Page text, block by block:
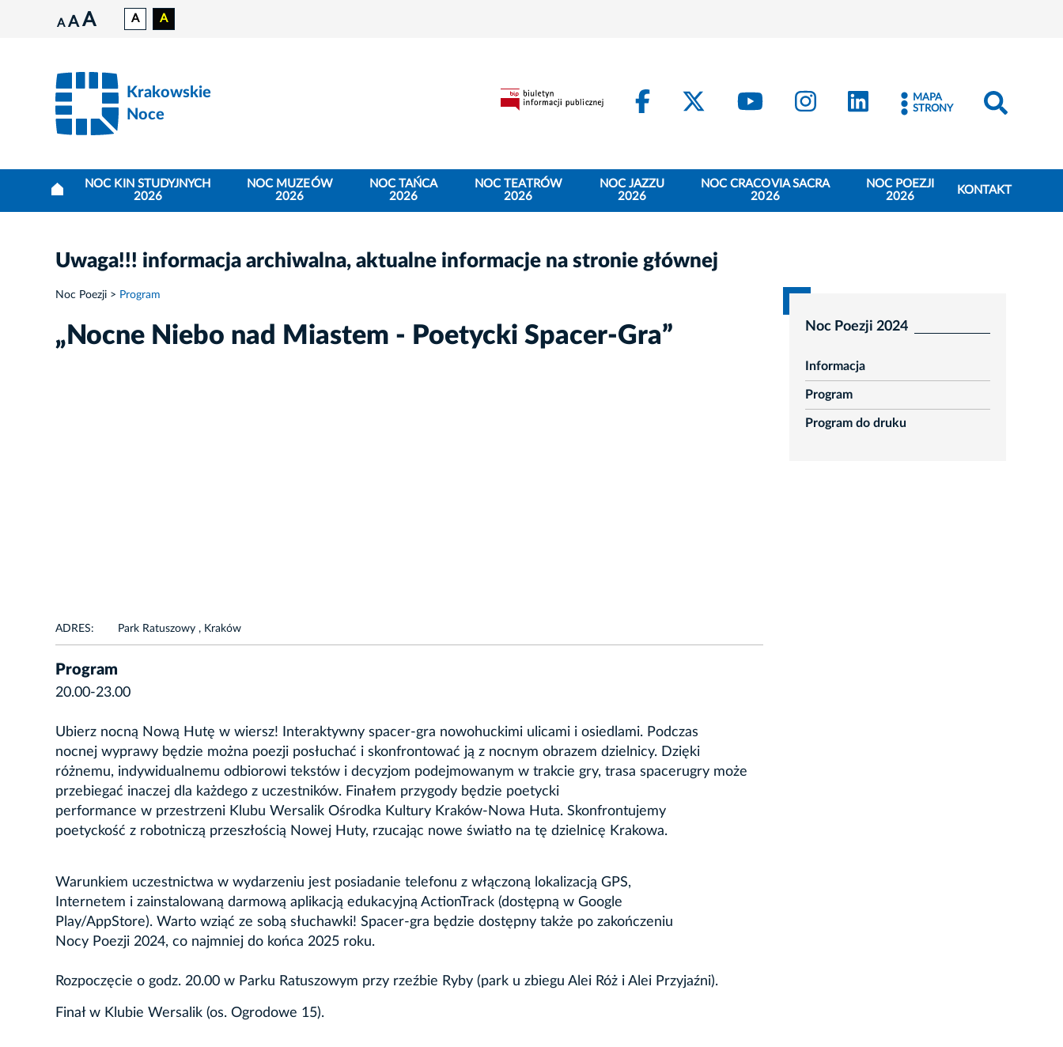
A A A A A
Krakowskie
Noce
FacebookKraków - X
Kraków - YouTube
Kraków - Instagram
Kraków - LinkedIn
MAPA
STRONY
NOC KIN STUDYJNYCH
2026
NOC MUZEÓW
2026
NOC TAŃCA
2026
NOC TEATRÓW
2026
NOC JAZZU
2026
NOC CRACOVIA SACRA
2026
NOC POEZJI
2026
KONTAKT
Uwaga!!! informacja archiwalna, aktualne informacje na stronie głównej
Noc Poezji Program
„Nocne Niebo nad Miastem - Poetycki Spacer-Gra”
ADRES: Park Ratuszowy , Kraków
Program
20.00-23.00
Ubierz nocną Nową Hutę w wiersz! Interaktywny spacer-gra nowohuckimi ulicami i osiedlami. Podczas
nocnej wyprawy będzie można poezji posłuchać i skonfrontować ją z nocnym obrazem dzielnicy. Dzięki
różnemu, indywidualnemu odbiorowi tekstów i decyzjom podejmowanym w trakcie gry, trasa spacerugry może
przebiegać inaczej dla każdego z uczestników. Finałem przygody będzie poetycki
performance w przestrzeni Klubu Wersalik Ośrodka Kultury Kraków-Nowa Huta. Skonfrontujemy
poetyckość z robotniczą przeszłością Nowej Huty, rzucając nowe światło na tę dzielnicę Krakowa.
Warunkiem uczestnictwa w wydarzeniu jest posiadanie telefonu z włączoną lokalizacją GPS,
Internetem i zainstalowaną darmową aplikacją edukacyjną ActionTrack (dostępną w Google
Play/AppStore). Warto wziąć ze sobą słuchawki! Spacer-gra będzie dostępny także po zakończeniu
Nocy Poezji 2024, co najmniej do końca 2025 roku.
Rozpoczęcie o godz. 20.00 w Parku Ratuszowym przy rzeźbie Ryby (park u zbiegu Alei Róż i Alei Przyjaźni).
Finał w Klubie Wersalik (os. Ogrodowe 15).
Noc Poezji 2024
Informacja
Program
Program do druku